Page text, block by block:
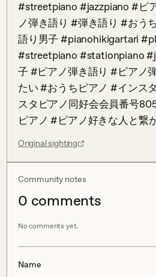
#streetpiano #jazzpiano #ピ
ノ弾き語り #弾き語り #おう
語り男子 #pianohikigartari
#streetpiano #stationpiano
子 #ピアノ弾き語り #ピアノ
たい #おうちピアノ #インス
スタピアノ同好会会員番号
ピアノ #ピアノ好きな人と繋
Original sighting
Community notes
0 comments
No comments yet.
Name